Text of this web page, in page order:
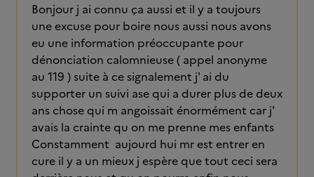
Bonjour j ai connu ça aussi et il y a toujours
une excuse pour boire nous aussi nous avons
eu une information préoccupante pour
dénonciation calomnieuse ( appel anonyme
au 119 ) suite à ce signalement j' ai du
supporter un suivi ase qui a durer plus de deux
ans chose qui m angoissait énormément car j'
avais la crainte qu on me prenne mes enfants
Constamment aujourd hui mr est entrer en
cure il y a un mieux j espère que tout ceci sera